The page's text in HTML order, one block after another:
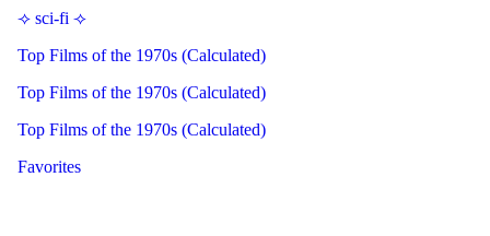
⟢ sci-fi ⟢
Top Films of the 1970s (Calculated)
Top Films of the 1970s (Calculated)
Top Films of the 1970s (Calculated)
Favorites